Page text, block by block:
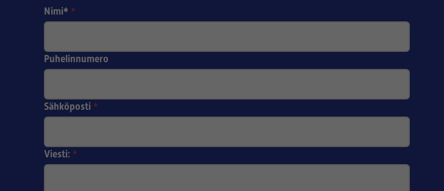
Nimi* *
Puhelinnumero
Sähköposti *
Viesti: *